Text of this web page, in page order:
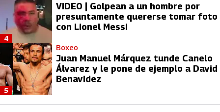
VIDEO | Golpean a un hombre por
presuntamente quererse tomar foto
con Lionel Messi
4
Boxeo
Juan Manuel Márquez tunde Canelo
Álvarez y le pone de ejemplo a David
Benavidez
5